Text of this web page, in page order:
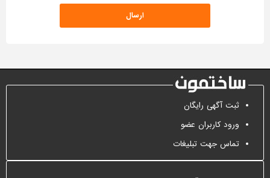
ثبت آگهی رایگان
ورود کاربران عضو
تماس جهت تبلیغات